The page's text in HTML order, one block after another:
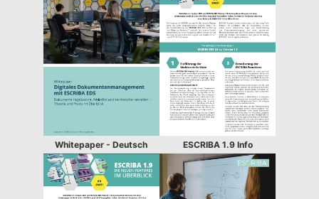
Whitepaper - Deutsch ESCRIBA 1.9 Info